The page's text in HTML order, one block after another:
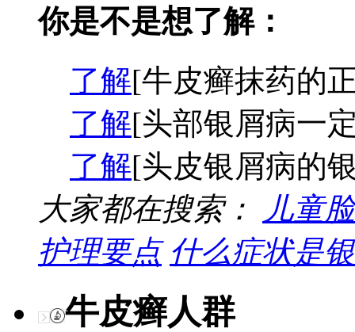
你是不是想了解：
了解[牛皮癣抹药的
了解[头部银屑病一
了解[头皮银屑病的
大家都在搜索：
儿童
护理要点 什么症状是
牛皮癣人群